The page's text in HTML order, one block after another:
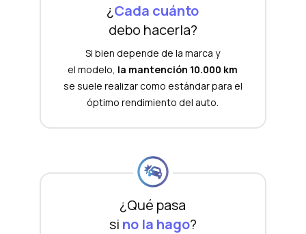
¿Cada cuánto
debo hacerla?
Si bien depende de la marca y
el modelo, la mantención 10.000 km
se suele realizar como estándar para el
óptimo rendimiento del auto.
¿Qué pasa
si no la hago?